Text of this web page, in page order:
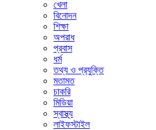
খেলা
বিনোদন
শিক্ষা
অপরাধ
প্রবাস
ধর্ম
তথ্য ও প্রযুক্তি
মতামত
চাকরি
মিডিয়া
স্বাস্থ্য
লাইফস্টাইল